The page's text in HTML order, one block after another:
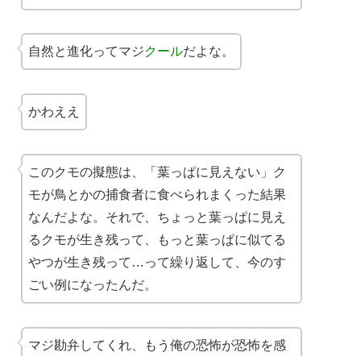
自然と進化ってマジクールだよな。
かわええ
このクモの擬態は、「葉っぱに見えない」ク
モが鳥とかの捕食者に食べられまくった結果
なんだよな。それで、ちょっと葉っぱに見え
るクモが生き残って、もっと葉っぱに似てる
やつが生き残って…って繰り返して、今のす
ごい例になったんだ。
マジ勘弁してくれ、もう俺の恐怖が恐怖を感